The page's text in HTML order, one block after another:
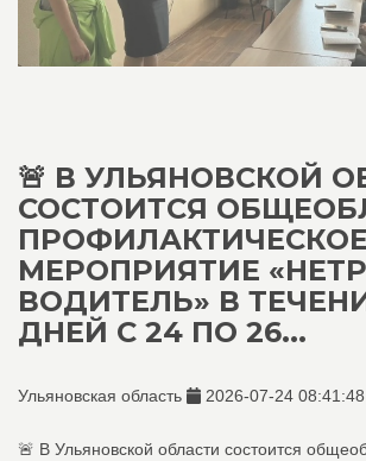
🚨 В УЛЬЯНОВСКОЙ
СОСТОИТСЯ
ПРОФИЛАКТИЧЕСКОЕ
МЕРОПРИЯТИЕ
ВОДИТЕЛЬ» В
ДНЕЙ С 24 ПО 26...
Ульяновская область 2026-07-24 08:41:48
🚨 В Ульяновской области состоится